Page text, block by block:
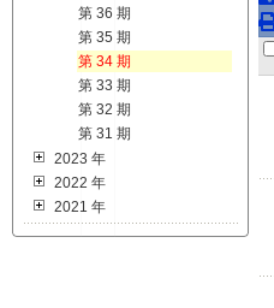
第 36 期
第 35 期
第 34 期
第 33 期
第 32 期
第 31 期
2023 年
2022 年
2021 年